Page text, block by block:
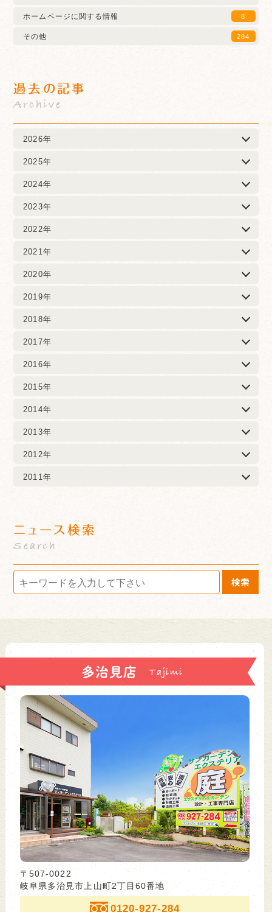
ホームページに関する情報
8
その他 284
過去の記事
Archive
2026年
2025年
2024年
2023年
2022年
2021年
2020年
2019年
2018年
2017年
2016年
2015年
2014年
2013年
2012年
2011年
ニュース検索
Search
検索
多治見店
〒507-0022
岐阜県多治見市上山町2丁目60番地
0120-927-284